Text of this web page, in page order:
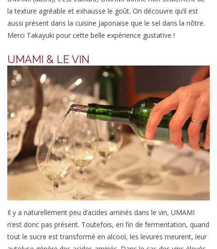
la texture agréable et exhausse le goût. On découvre qu’il est
aussi présent dans la cuisine Japonaise que le sel dans la nôtre.
Merci Takayuki pour cette belle expérience gustative !
UMAMI & LE VIN
Il y a naturellement peu d’acides aminés dans le vin, UMAMI
n’est donc pas présent. Toutefois, en fin de fermentation, quand
tout le sucre est transformé en alcool, les levures meurent, leur